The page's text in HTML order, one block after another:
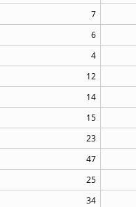
7
6
4
12
14
15
23
47
25
34